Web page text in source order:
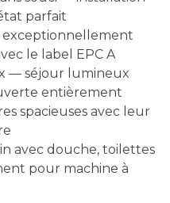
parfait
le label EPC A
— séjour lumineux
entièrement
spacieuses avec leur
avec douche, toilettes
pour machine à